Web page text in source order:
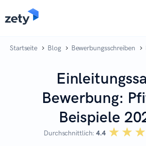
Startseite Blog Bewerbungsschreiben
Bewerbung:
Beispiele
Durchschnittlich:4.4